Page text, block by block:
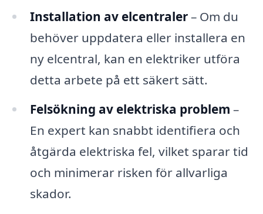
Installation av elcentraler– Om du
behöver uppdatera eller installera en
ny elcentral, kan en elektriker utföra
detta arbete på ett säkert sätt.
Felsökning av elektriska problem –
En expert kan snabbt identifiera och
åtgärda elektriska fel, vilket sparar tid
och minimerar risken för allvarliga
skador.